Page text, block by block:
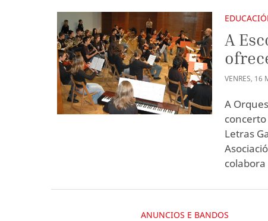
A
VENRES, 16
A
Letras
ANUNCIOS E BANDOS